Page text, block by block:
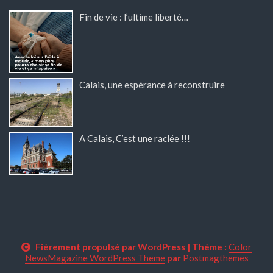
Fin de vie : l’ultime liberté…
Calais, une espérance à reconstruire
A Calais, C’est une raclée !!!
Fièrement propulsé par WordPress | Thème : Color
NewsMagazine WordPress Themepar Postmagthemes